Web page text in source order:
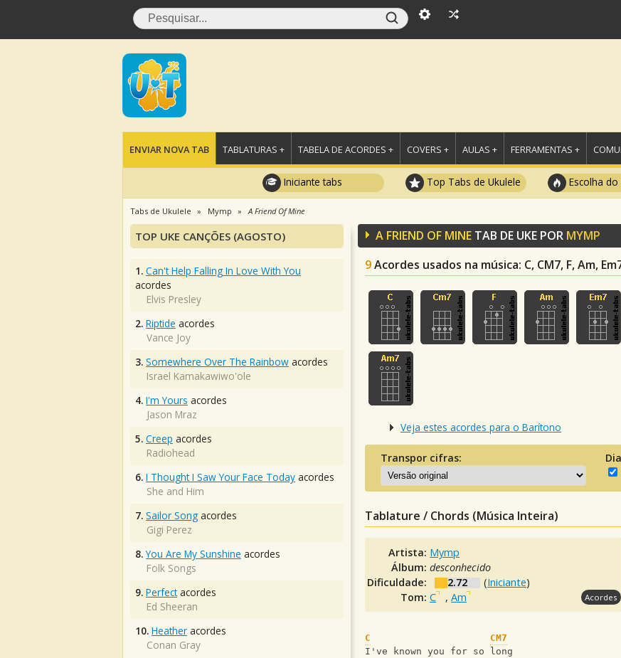
ENVIAR NOVA TAB TABLATURAS + TABELA DE ACORDES + COVERS + AULAS + FERRAMENTAS +
Iniciante tabs Top Tabs de Ukulele Escolha
Tabs de Ukulele Mymp A Friend Of Mine
A FRIEND OF MINE TAB DE UKE POR MYMP
9Acordes usados na música: C, CM7, F, Am,
Veja estes acordes para o Barítono
Transpor cifras:
Tablature / Chords (Música Inteira)
Artista: Mymp
Álbum:desconhecido
Dificuldade:
2.72 (Iniciante)
Tom:C ,Am Acordes
C
CM7
I've known you for so long
TOP UKE CANÇÕES (AGOSTO)
1. Can't Help Falling In Love With You
acordes
Elvis Presley
2. Riptide acordes
Vance Joy
3. Somewhere Over The Rainbow acordes
Israel Kamakawiwo'ole
4. I'm Yours acordes
Jason Mraz
5. Creep acordes
Radiohead
6. I Thought I Saw Your Face Today acordes
She and Him
7. Sailor Song acordes
Gigi Perez
8. You Are My Sunshine acordes
Folk Songs
9. Perfectacordes
Ed Sheeran
10. Heather acordes
Conan Gray